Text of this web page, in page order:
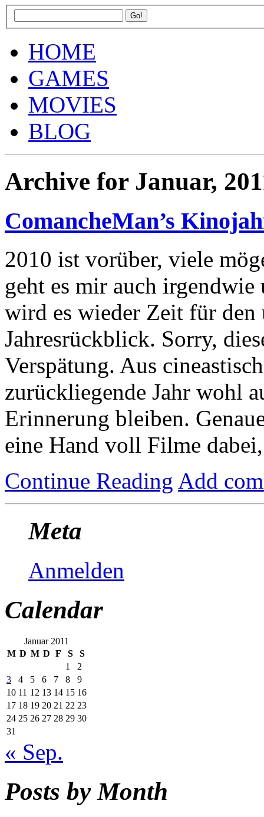
HOME
GAMES
MOVIES
BLOG
Archive for Januar,
ComancheMan’s
2010 ist vorüber, viele
geht es mir auch
wird es wieder Zeit für
Jahresrückblick. Sorry,
Verspätung. Aus
zurückliegende Jahr wohl
Erinnerung bleiben.
eine Hand voll Filme
Continue Reading Add
Meta
Anmelden
Calendar
Januar 2011
M D M D F S
S
1
2
3
4 5 6 7 8
9
10 11 12 13 14 15 16
17 18 19 20 21 22 23
24 25 26 27 28 29 30
31
« Sep.
Posts by Month